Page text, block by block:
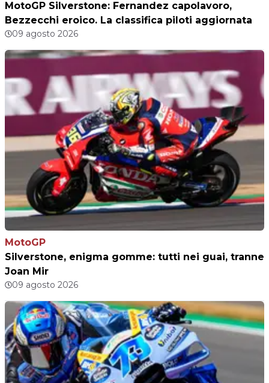
MotoGP Silverstone: Fernandez capolavoro,
Bezzecchi eroico. La classifica piloti aggiornata
09 agosto 2026
MotoGP
Silverstone, enigma gomme: tutti nei guai, tranne
Joan Mir
09 agosto 2026